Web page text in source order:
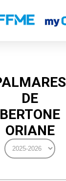
DE
BERTONE
ORIANE